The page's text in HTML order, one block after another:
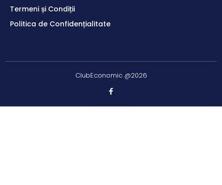
Termeni și Condiții
Politica de Confidențialitate
ClubEconomic @2026